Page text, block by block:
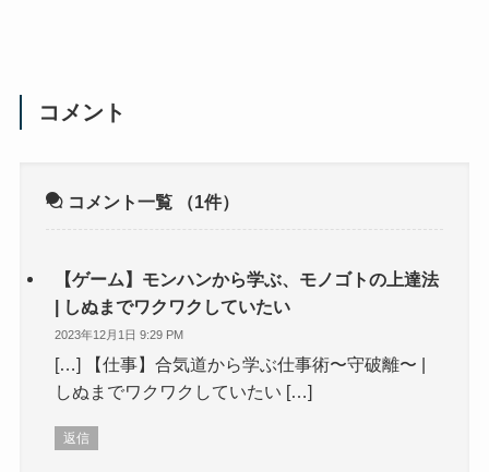
コメント
コメント一覧 （1件）
【ゲーム】モンハンから学ぶ、モノゴトの上達法
| しぬまでワクワクしていたい
2023年12月1日 9:29 PM
[…] 【仕事】合気道から学ぶ仕事術〜守破離〜 |
しぬまでワクワクしていたい […]
返信